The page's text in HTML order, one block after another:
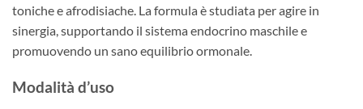
toniche e afrodisiache. La formula è studiata per agire in
sinergia, supportando il sistema endocrino maschile e
promuovendo un sano equilibrio ormonale.
Modalità d’uso